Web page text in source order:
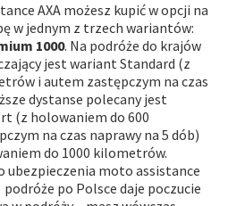
AXA możesz kupić w opcji na
w jednym z trzech wariantów:
1000. Na podróże do krajów
jest wariant Standard (z
i autem zastępczym na czas
dystanse polecany jest
(z holowaniem do 600
na czas naprawy na 5 dób)
do 1000 kilometrów.
ubezpieczenia moto assistance
po Polsce daje poczucie